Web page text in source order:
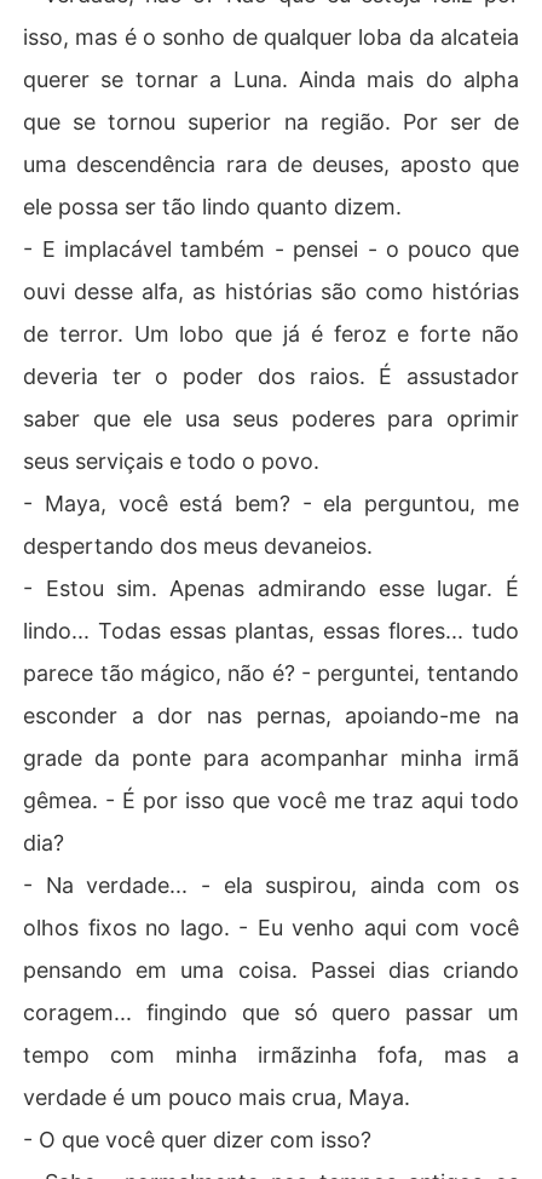
isso, mas é o sonho de qualquer loba da alcateia
querer se tornar a Luna. Ainda mais do alpha
que se tornou superior na região. Por ser de
uma descendência rara de deuses, aposto que
ele possa ser tão lindo quanto dizem.
- E implacável também - pensei - o pouco que
ouvi desse alfa, as histórias são como histórias
de terror. Um lobo que já é feroz e forte não
deveria ter o poder dos raios. É assustador
saber que ele usa seus poderes para oprimir
seus serviçais e todo o povo.
- Maya, você está bem? - ela perguntou, me
despertando dos meus devaneios.
- Estou sim. Apenas admirando esse lugar. É
lindo... Todas essas plantas, essas flores... tudo
parece tão mágico, não é? - perguntei, tentando
esconder a dor nas pernas, apoiando-me na
grade da ponte para acompanhar minha irmã
gêmea. - É por isso que você me traz aqui todo
dia?
- Na verdade... - ela suspirou, ainda com os
olhos fixos no lago. - Eu venho aqui com você
pensando em uma coisa. Passei dias criando
coragem... fingindo que só quero passar um
tempo com minha irmãzinha fofa, mas a
verdade é um pouco mais crua, Maya.
- O que você quer dizer com isso?